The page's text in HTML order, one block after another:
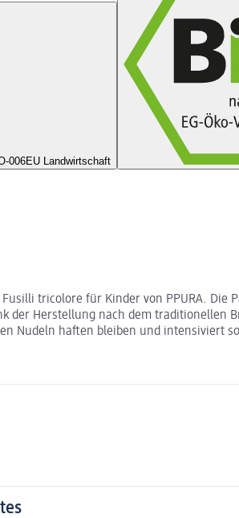
006EU Landwirtschaft
tricolore für Kinder von PPURA.
der Herstellung nach dem
Nudeln haften bleiben und intensiviert